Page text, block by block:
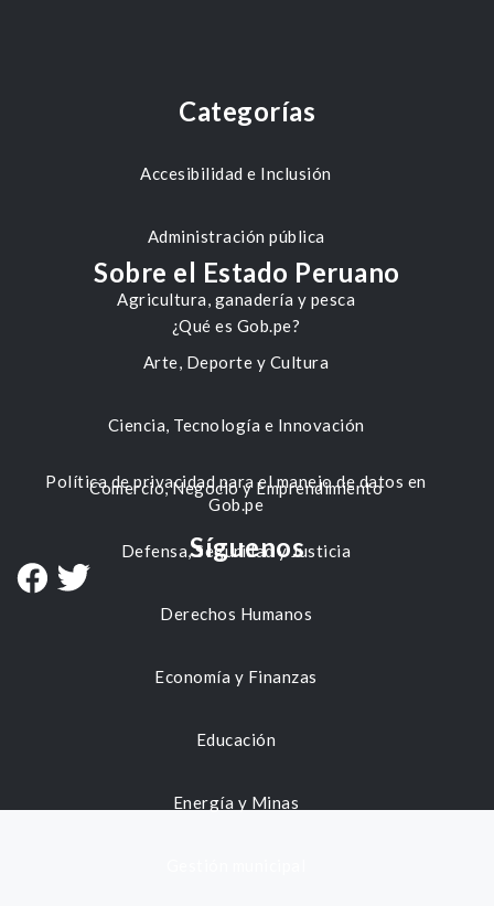
Categorías
Accesibilidad e Inclusión
Administración pública
Agricultura, ganadería y pesca
Arte, Deporte y Cultura
Ciencia, Tecnología e Innovación
Comercio, Negocio y Emprendimiento
Defensa, Seguridad y Justicia
Derechos Humanos
Economía y Finanzas
Educación
Energía y Minas
Sobre el Estado Peruano
¿Qué es Gob.pe?
Política de privacidad para el manejo de datos en
Gob.pe
Síguenos